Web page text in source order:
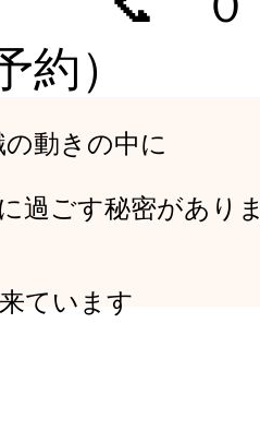
動きの中に
ごす秘密があり
ています
動きの中に
ごす秘密があり
ています
）